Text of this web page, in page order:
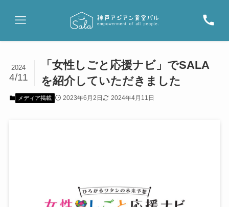
「女性しごと応援ナビ」でSALA
を紹介していただきました
2024
4/11
メディア掲載 2023年6月2日 2024年4月11日